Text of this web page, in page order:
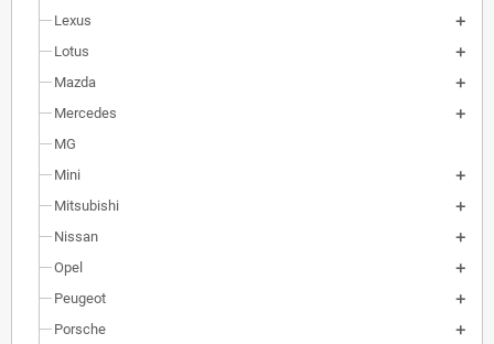
Lexus
Lotus
Mazda
Mercedes
MG
Mini
Mitsubishi
Nissan
Opel
Peugeot
Porsche